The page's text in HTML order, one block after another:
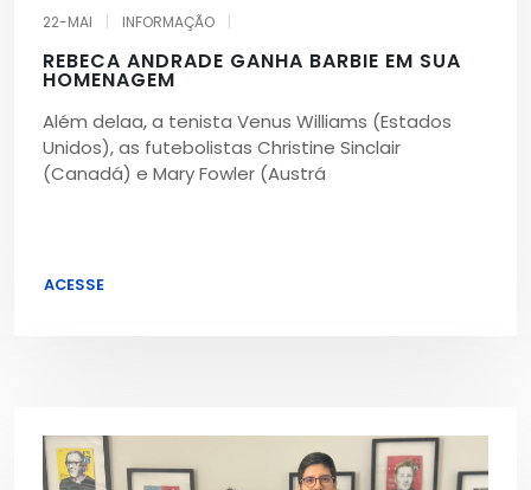
22-MAI INFORMAÇÃO
REBECA ANDRADE GANHA BARBIE EM SUA
HOMENAGEM
Além delaa, a tenista Venus Williams (Estados
Unidos), as futebolistas Christine Sinclair
(Canadá) e Mary Fowler (Austrá
ACESSE